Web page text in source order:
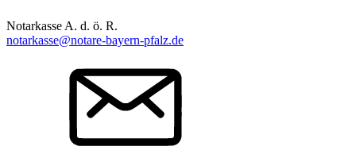
Notarkasse A. d. ö. R.
notarkasse@notare-bayern-pfalz.de